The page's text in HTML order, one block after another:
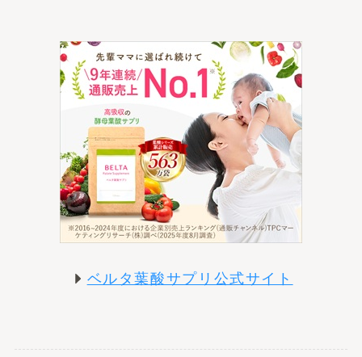
ベルタ葉酸サプリ公式サイト